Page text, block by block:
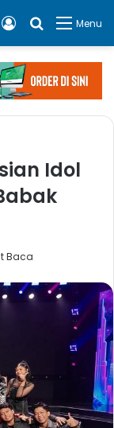
Menu
Cari apa,
Log In
Idol
Baca